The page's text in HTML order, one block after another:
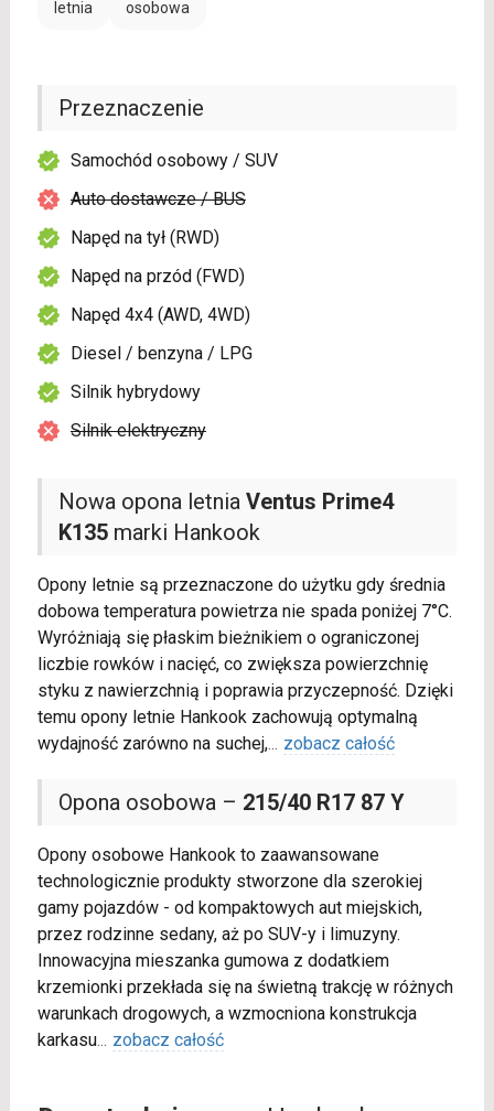
letnia osobowa
Nowa opona letnia Ventus Prime4
K135marki Hankook
Opony letnie są przeznaczone do użytku gdy średnia
dobowa temperatura powietrza nie spada poniżej 7°C.
Wyróżniają się płaskim bieżnikiem o ograniczonej
liczbie rowków i nacięć, co zwiększa powierzchnię
styku z nawierzchnią i poprawia przyczepność. Dzięki
temu opony letnie Hankook zachowują optymalną
wydajność zarówno na suchej,... zobacz całość
Opona osobowa – 215/40 R17 87 Y
Opony osobowe Hankook to zaawansowane
technologicznie produkty stworzone dla szerokiej
gamy pojazdów - od kompaktowych aut miejskich,
przez rodzinne sedany, aż po SUV-y i limuzyny.
Innowacyjna mieszanka gumowa z dodatkiem
krzemionki przekłada się na świetną trakcję w różnych
warunkach drogowych, a wzmocniona konstrukcja
karkasu... zobacz całość
Przeznaczenie
Samochód osobowy / SUV
Auto dostawcze / BUS
Napęd na tył (RWD)
Napęd na przód (FWD)
Napęd 4x4 (AWD, 4WD)
Diesel / benzyna / LPG
Silnik hybrydowy
Silnik elektryczny